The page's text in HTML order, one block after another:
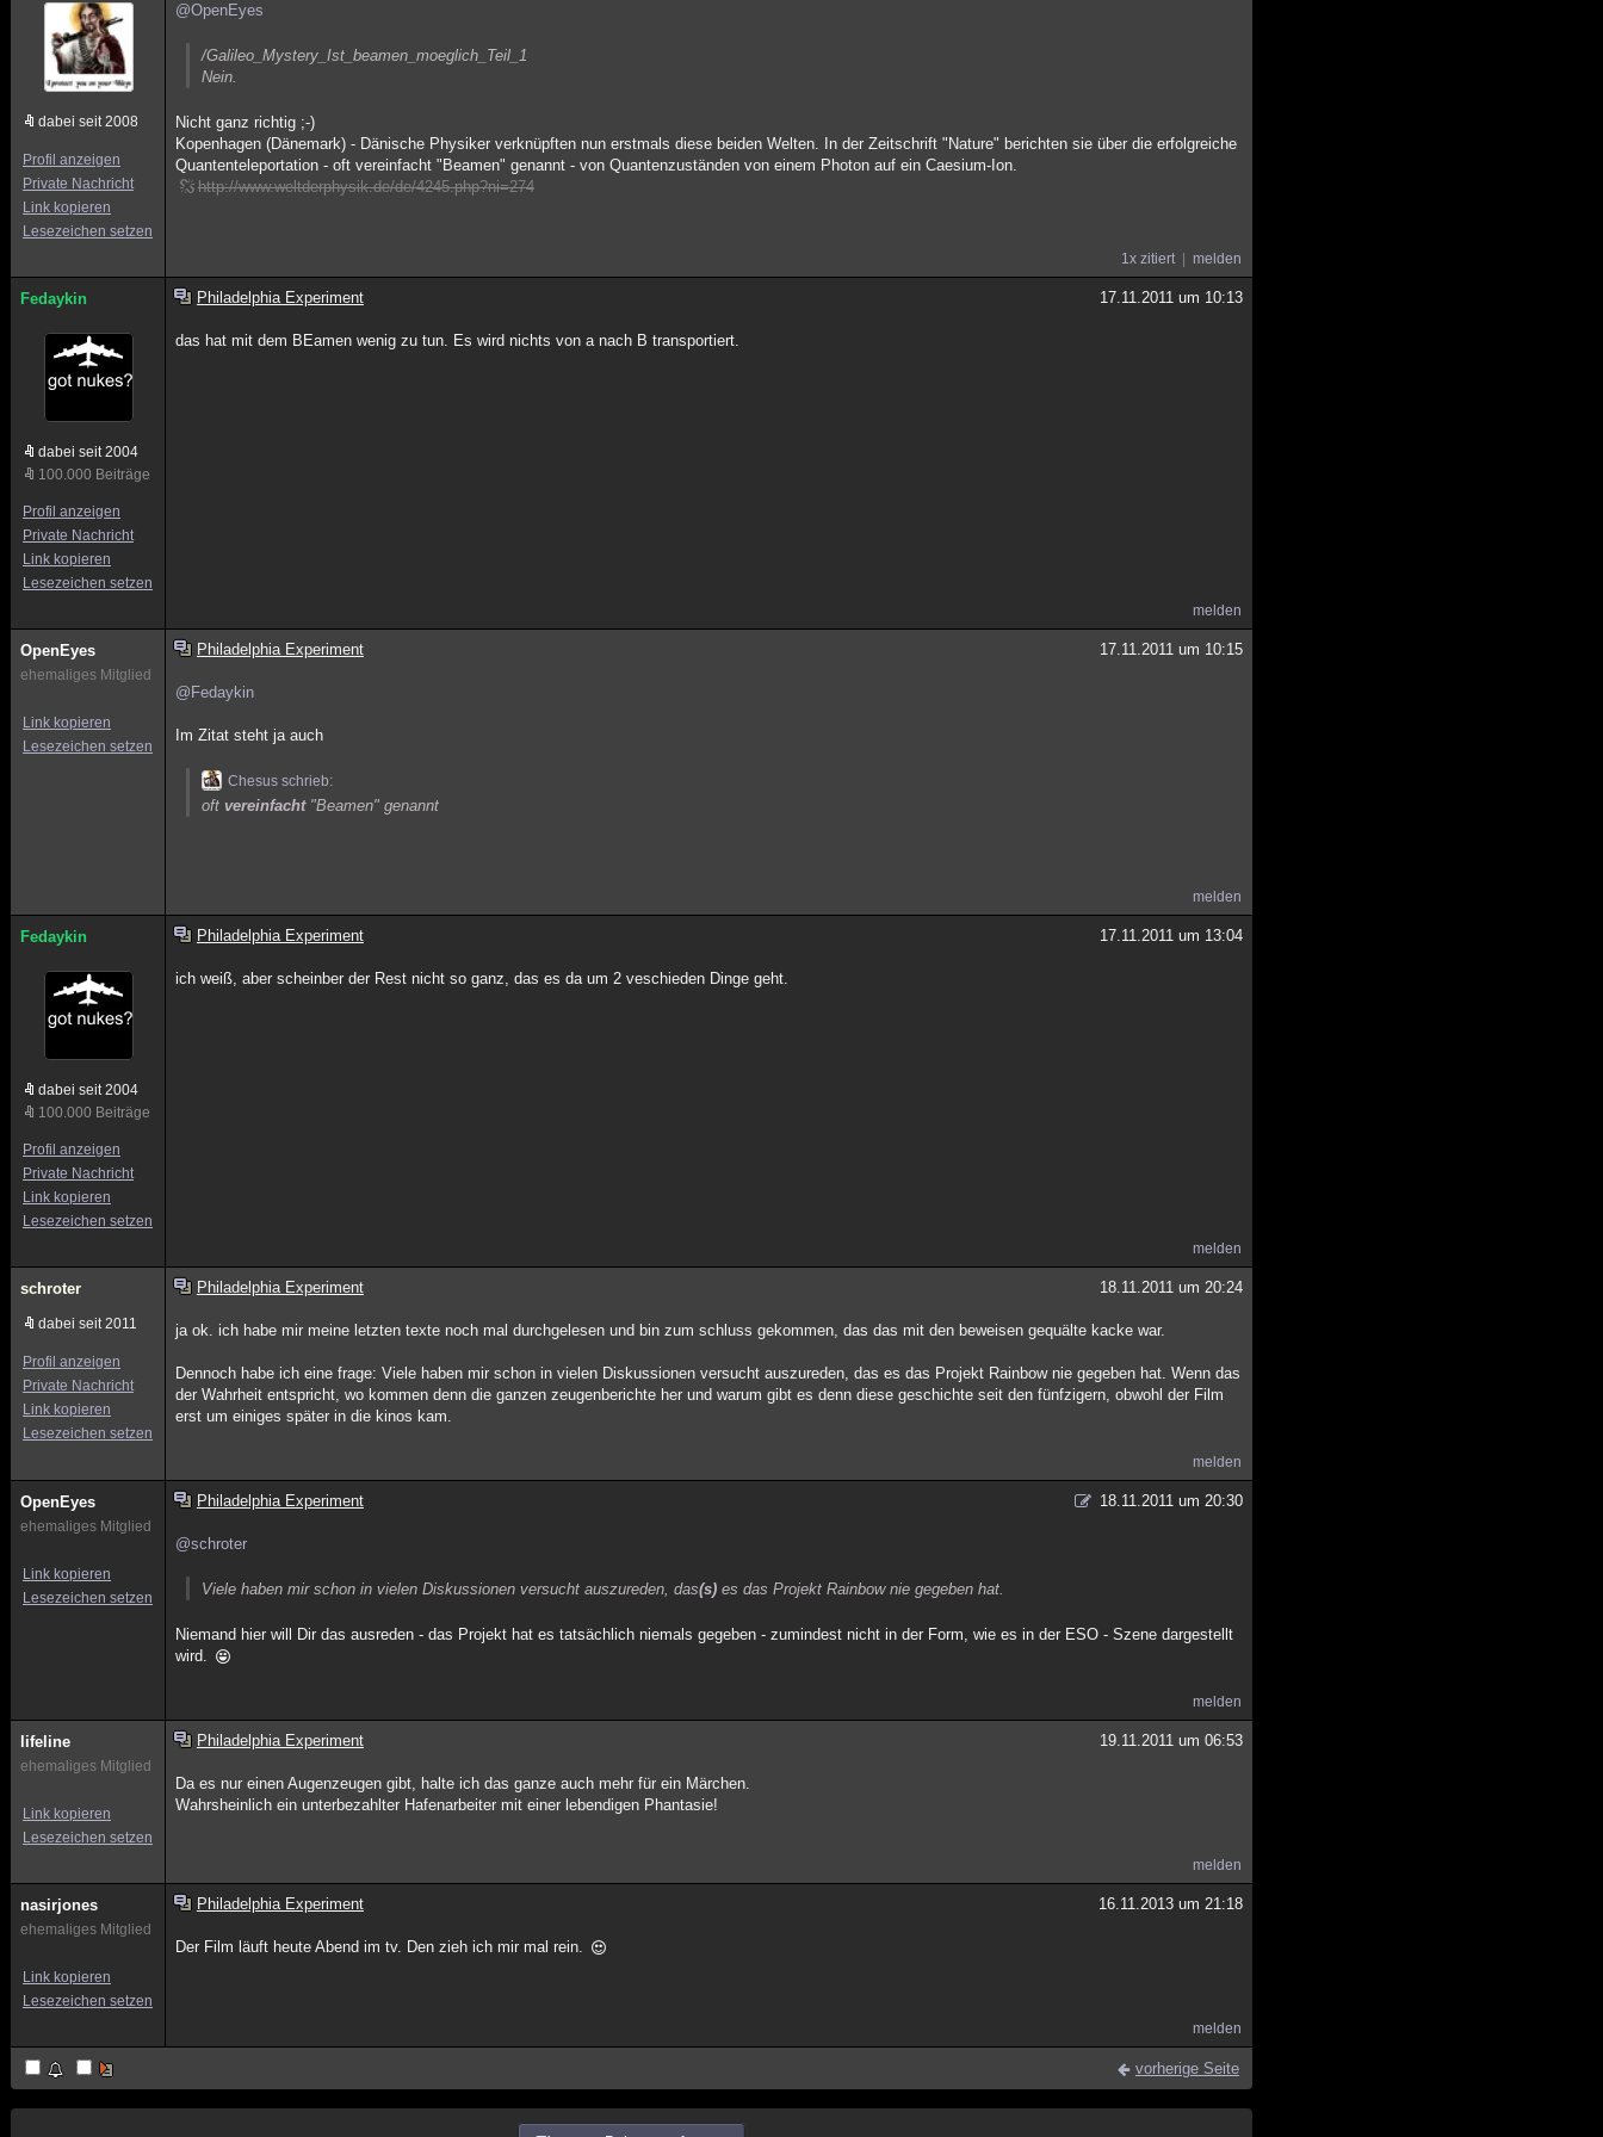
dabei seit 2008
Profil anzeigen
Private Nachricht
Link kopieren
Lesezeichen setzen
@OpenEyes
/Galileo_Mystery_Ist_beamen_moeglich_Teil_1
Nein.
Nicht ganz richtig ;-)
Kopenhagen (Dänemark) - Dänische Physiker verknüpften nun erstmals diese beiden Welten. In der Zeitschrift "Nature" berichten sie über die erfolgreiche
Quantenteleportation - oft vereinfacht "Beamen" genannt - von Quantenzuständen von einem Photon auf ein Caesium-Ion.
http://www.weltderphysik.de/de/4245.php?ni=274
1x zitiert melden
Fedaykin
dabei seit 2004
100.000 Beiträge
Profil anzeigen
Private Nachricht
Link kopieren
Lesezeichen setzen
Philadelphia Experiment 17.11.2011 um 10:13
das hat mit dem BEamen wenig zu tun. Es wird nichts von a nach B transportiert.
melden
OpenEyes
ehemaliges Mitglied
Link kopieren
Lesezeichen setzen
Philadelphia Experiment 17.11.2011 um 10:15
@Fedaykin
Im Zitat steht ja auch
Chesus schrieb:
oftvereinfacht"Beamen" genannt
melden
Fedaykin
dabei seit 2004
100.000 Beiträge
Profil anzeigen
Private Nachricht
Link kopieren
Lesezeichen setzen
Philadelphia Experiment 17.11.2011 um 13:04
ich weiß, aber scheinber der Rest nicht so ganz, das es da um 2 veschieden Dinge geht.
melden
schroter
dabei seit 2011
Profil anzeigen
Private Nachricht
Link kopieren
Lesezeichen setzen
Philadelphia Experiment 18.11.2011 um 20:24
ja ok. ich habe mir meine letzten texte noch mal durchgelesen und bin zum schluss gekommen, das das mit den beweisen gequälte kacke war.
Dennoch habe ich eine frage: Viele haben mir schon in vielen Diskussionen versucht auszureden, das es das Projekt Rainbow nie gegeben hat. Wenn das
der Wahrheit entspricht, wo kommen denn die ganzen zeugenberichte her und warum gibt es denn diese geschichte seit den fünfzigern, obwohl der Film
erst um einiges später in die kinos kam.
melden
OpenEyes
ehemaliges Mitglied
Link kopieren
Lesezeichen setzen
Philadelphia Experiment 18.11.2011 um 20:30
@schroter
Viele haben mir schon in vielen Diskussionen versucht auszureden, das(s) es das Projekt Rainbow nie gegeben hat.
Niemand hier will Dir das ausreden - das Projekt hat es tatsächlich niemals gegeben - zumindest nicht in der Form, wie es in der ESO - Szene dargestellt
wird.
melden
lifeline
ehemaliges Mitglied
Link kopieren
Lesezeichen setzen
Philadelphia Experiment 19.11.2011 um 06:53
Da es nur einen Augenzeugen gibt, halte ich das ganze auch mehr für ein Märchen.
Wahrsheinlich ein unterbezahlter Hafenarbeiter mit einer lebendigen Phantasie!
melden
nasirjones
ehemaliges Mitglied
Link kopieren
Lesezeichen setzen
Philadelphia Experiment 16.11.2013 um 21:18
Der Film läuft heute Abend im tv. Den zieh ich mir mal rein.
melden
vorherige Seite